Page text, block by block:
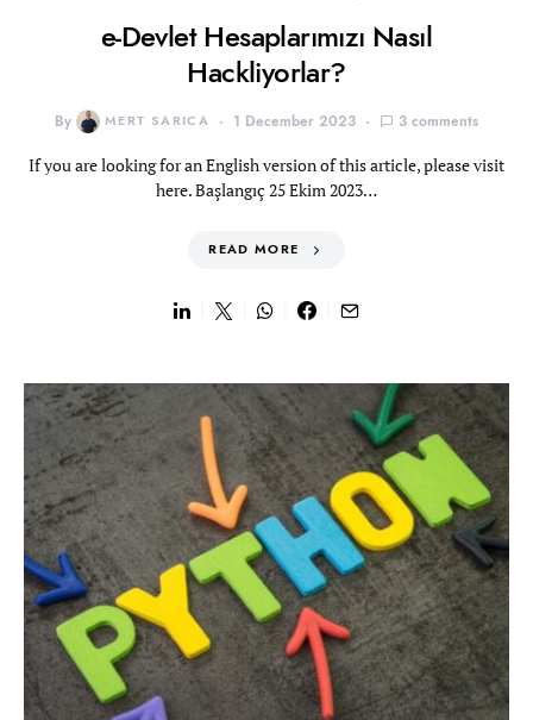
e-Devlet Hesaplarımızı Nasıl
Hackliyorlar?
By MERT SARICA 1 December 2023 3 comments
If you are looking for an English version of this article, please visit
here. Başlangıç 25 Ekim 2023…
READ MORE